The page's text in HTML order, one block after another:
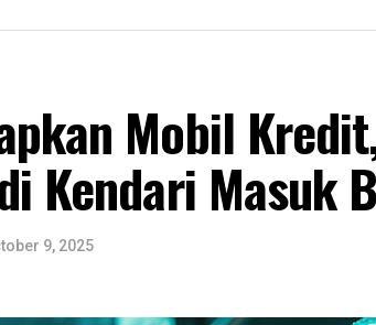
Mobil
Kendari Masuk
9, 2025